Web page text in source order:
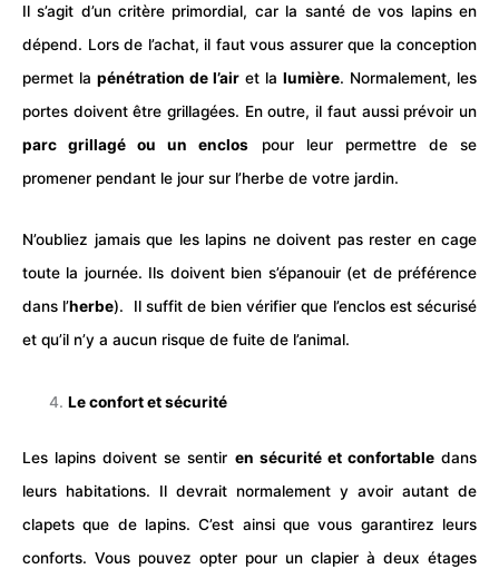
Il s’agit d’un critère primordial, car la santé de vos lapins en
dépend. Lors de l’achat, il faut vous assurer que la conception
permet la pénétration de l’air et la lumière. Normalement, les
portes doivent être grillagées. En outre, il faut aussi prévoir un
parc grillagé ou unenclos pour leur permettre de se
promener pendant le jour sur l’herbe de votre jardin.
N’oubliez jamais que les lapins ne doivent pas rester en cage
toute la journée. Ils doivent bien s’épanouir (et de préférence
dans l’herbe). Il suffit de bien vérifier que l’enclos est sécurisé
et qu’il n’y a aucun risque de fuite de l’animal.
Le confort et sécurité
Les lapins doivent se sentir en sécurité et confortabledans
leurs habitations. Il devrait normalement y avoir autant de
clapets que de lapins. C’est ainsi que vous garantirez leurs
conforts. Vous pouvez opter pour un clapier à deux étages